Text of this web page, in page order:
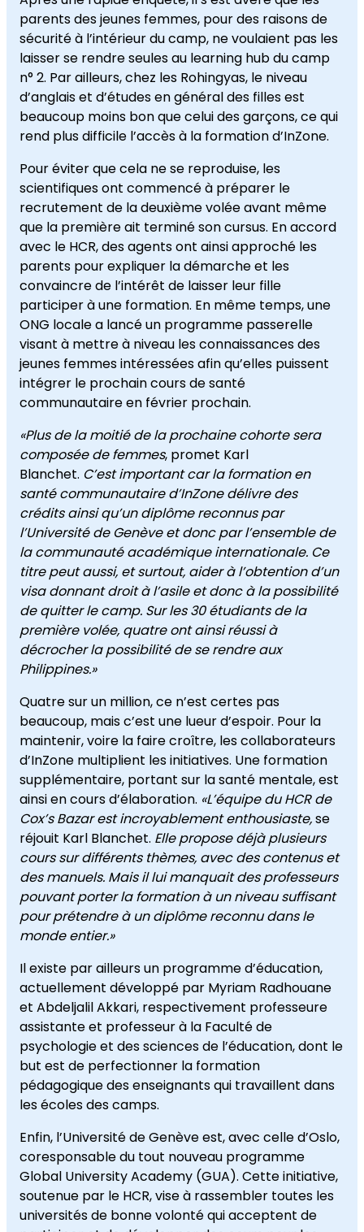
parents des jeunes femmes, pour des raisons de
sécurité à l’intérieur du camp, ne voulaient pas les
laisser se rendre seules au learning hub du camp
n° 2. Par ailleurs, chez les Rohingyas, le niveau
d’anglais et d’études en général des filles est
beaucoup moins bon que celui des garçons, ce qui
rend plus difficile l’accès à la formation d’InZone.
Pour éviter que cela ne se reproduise, les
scientifiques ont commencé à préparer le
recrutement de la deuxième volée avant même
que la première ait terminé son cursus. En accord
avec le HCR, des agents ont ainsi approché les
parents pour expliquer la démarche et les
convaincre de l’intérêt de laisser leur fille
participer à une formation. En même temps, une
ONG locale a lancé un programme passerelle
visant à mettre à niveau les connaissances des
jeunes femmes intéressées afin qu’elles puissent
intégrer le prochain cours de santé
communautaire en février prochain.
«Plus de la moitié de la prochaine cohorte sera
composée de femmes, promet Karl
Blanchet. C’est important car la formation en
santé communautaire d’InZone délivre des
crédits ainsi qu’un diplôme reconnus par
l’Université de Genève et donc par l’ensemble de
la communauté académique internationale. Ce
titre peut aussi, et surtout, aider à l’obtention d’un
visa donnant droit à l’asile et donc à la possibilité
de quitter le camp. Sur les 30 étudiants de la
première volée, quatre ont ainsi réussi à
décrocher la possibilité de se rendre aux
Philippines.»
Quatre sur un million, ce n’est certes pas
beaucoup, mais c’est une lueur d’espoir. Pour la
maintenir, voire la faire croître, les collaborateurs
d’InZone multiplient les initiatives. Une formation
supplémentaire, portant sur la santé mentale, est
ainsi en cours d’élaboration. «L’équipe du HCR de
Cox’s Bazar est incroyablement enthousiaste,se
réjouit Karl Blanchet. Elle propose déjà plusieurs
cours sur différents thèmes, avec des contenus et
des manuels. Mais il lui manquait des professeurs
pouvant porter la formation à un niveau suffisant
pour prétendre à un diplôme reconnu dans le
monde entier.»
Il existe par ailleurs un programme d’éducation,
actuellement développé par Myriam Radhouane
et Abdeljalil Akkari, respectivement professeure
assistante et professeur à la Faculté de
psychologie et des sciences de l’éducation, dont le
but est de perfectionner la formation
pédagogique des enseignants qui travaillent dans
les écoles des camps.
Enfin, l’Université de Genève est, avec celle d’Oslo,
coresponsable du tout nouveau programme
Global University Academy (GUA). Cette initiative,
soutenue par le HCR, vise à rassembler toutes les
universités de bonne volonté qui acceptent de